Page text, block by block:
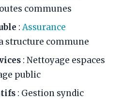
communes
:Assurance
structure commune
: Nettoyage espaces
public
: Gestion syndic